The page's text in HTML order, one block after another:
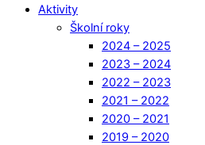
Aktivity
Školní roky
2024 – 2025
2023 – 2024
2022 – 2023
2021 – 2022
2020 – 2021
2019 – 2020